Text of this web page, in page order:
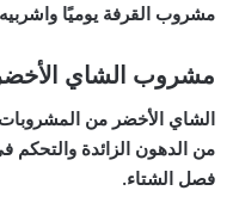
مشروب القرفة يوميًا واشربيه
مشروب الشاي
الشاي الأخضر من
من الدهون الزائدة والتحكم
فصل الشتاء.